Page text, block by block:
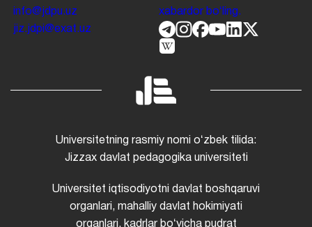
info@jdpu.uz
jiz.jdpi@exat.uz
xabardor boʻling.
Universitetning rasmiy nomi oʻzbek tilida:
Jizzax davlat pedagogika universiteti
Universitet iqtisodiyotni davlat boshqaruvi
organlari, mahalliy davlat hokimiyati
organlari, kadrlar boʻyicha pudrat